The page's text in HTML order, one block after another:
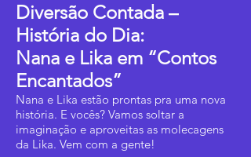
Diversão Contada –
História do Dia:
Nana e Lika em “Contos
Encantados”
Nana e Lika estão prontas pra uma nova
história. E vocês? Vamos soltar a
imaginação e aproveitas as molecagens
da Lika. Vem com a gente!